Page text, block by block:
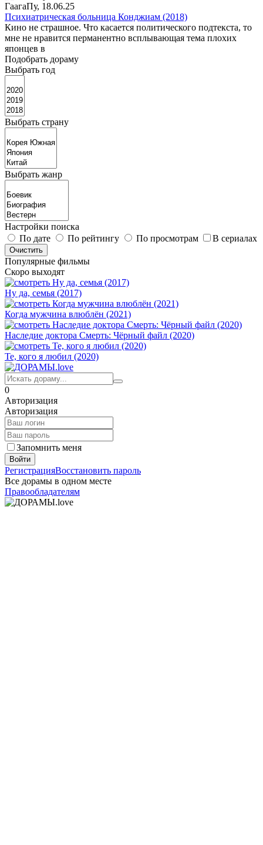
ГаагаПу, 18.06.25
Психиатрическая больница Конджиам (2018)
Кино не страшное. Что касается политического подтекста, то
мне не нравится перманентно всплывающая тема плохих
японцев в
Подобрать дораму
Выбрать год
Выбрать страну
Выбрать жанр
Настройки поиска
По дате
По рейтингу По просмотрам В сериалах
Популярные фильмы
Скоро выходят
Ну да, семья (2017)
Когда мужчина влюблён (2021)
Наследие доктора Смерть: Чёрный файл (2020)
Те, кого я любил (2020)
0
Авторизация
Авторизация
Запомнить меня
Войти
РегистрацияВосстановить пароль
Все дорамы в одном месте
Правообладателям